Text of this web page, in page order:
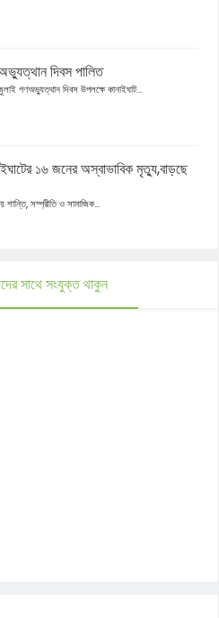
দিবস পালিত
গণঅভ্যুত্থান দিবস উপলক্ষে কানাইঘাট...
১৬ জনের অস্বাভাবিক মৃত্যু,বাড়ছে
শান্তি, সম্প্রীতি ও সামাজিক...
সাথে সংযুক্ত থাকুন